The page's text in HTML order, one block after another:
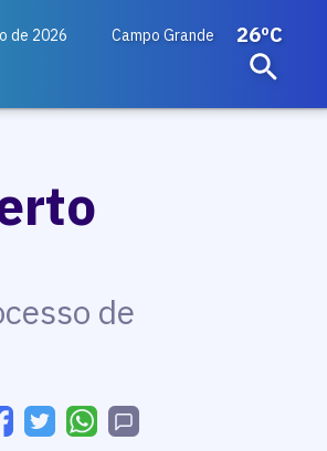
de 2026 Campo Grande 26ºC
de